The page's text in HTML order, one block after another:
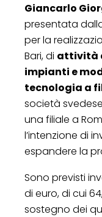
Giancarlo
presentata
per la
Bari, di attività
impianti e
tecnologia a
società
una filiale a
l’intenzione di
espandere la
Sono previsti
di euro, di cui
sostegno dei